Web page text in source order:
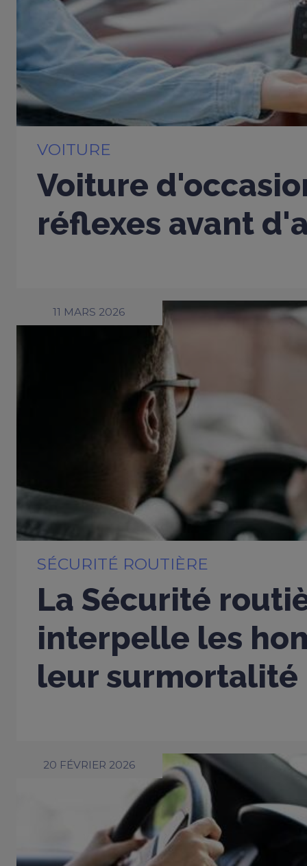
VOITURE
Voiture
réflexes avant
11 MARS 2026
SÉCURITÉ ROUTIÈRE
La Sécurité
interpelle les
leur
20 FÉVRIER 2026